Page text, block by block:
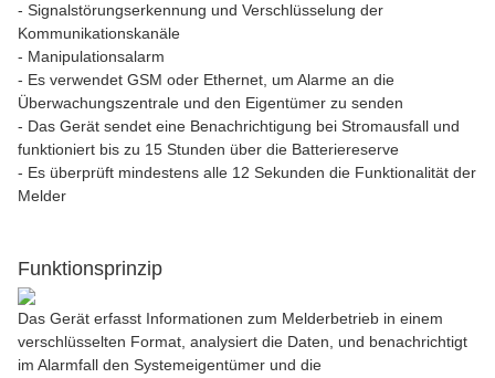
- Signalstörungserkennung und Verschlüsselung der
Kommunikationskanäle
- Manipulationsalarm
- Es verwendet GSM oder Ethernet, um Alarme an die
Überwachungszentrale und den Eigentümer zu senden
- Das Gerät sendet eine Benachrichtigung bei Stromausfall und
funktioniert bis zu 15 Stunden über die Batteriereserve
- Es überprüft mindestens alle 12 Sekunden die Funktionalität der
Melder
Funktionsprinzip
Das Gerät erfasst Informationen zum Melderbetrieb in einem
verschlüsselten Format, analysiert die Daten, und benachrichtigt
im Alarmfall den Systemeigentümer und die